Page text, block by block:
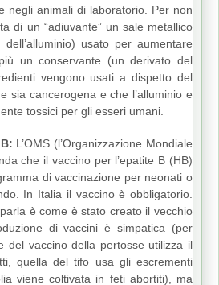
negli animali di laboratorio. Per non
di un “adiuvante” un sale metallico
usato per aumentare
un conservante (un derivato del
vengono usati a dispetto del
sia cancerogena e che l’alluminio e
tossici per gli esseri umani.
L’OMS (l’Organizzazione Mondiale
che il vaccino per l’epatite B (HB)
di vaccinazione per neonati o
In Italia il vaccino è obbligatorio.
è come è stato creato il vecchio
di vaccini è simpatica (per
del vaccino della pertosse utilizza il
quella del tifo usa gli escrementi
viene coltivata in feti abortiti), ma